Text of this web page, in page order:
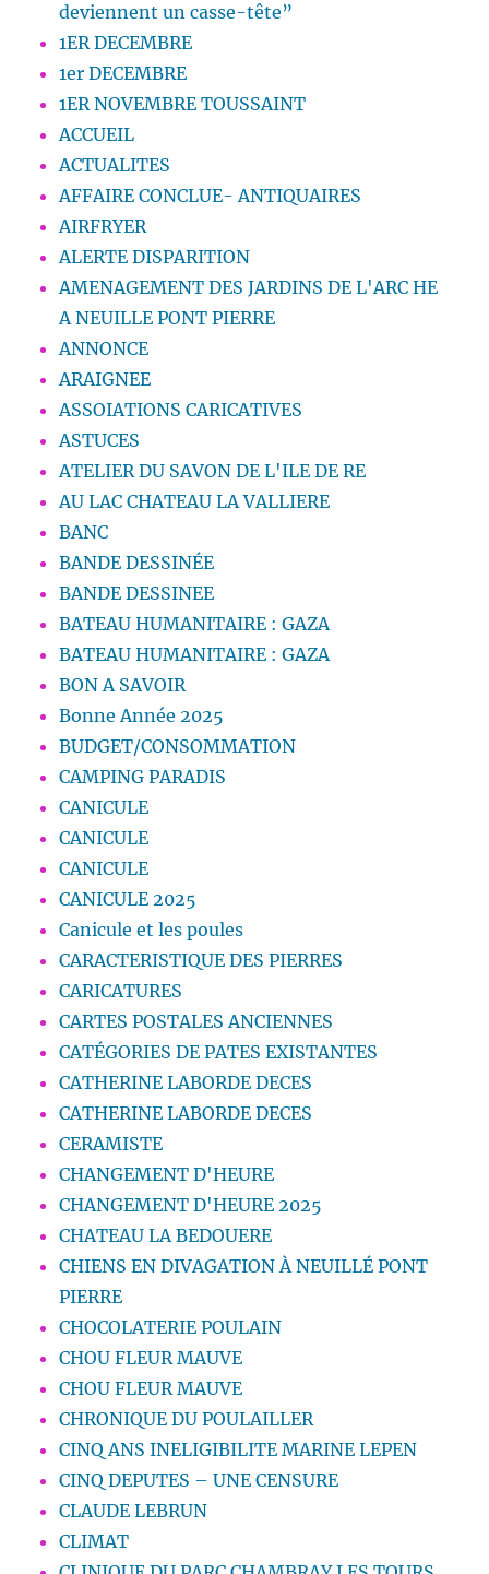
deviennent un casse-tête”
1ER DECEMBRE
1er DECEMBRE
1ER NOVEMBRE TOUSSAINT
ACCUEIL
ACTUALITES
AFFAIRE CONCLUE- ANTIQUAIRES
AIRFRYER
ALERTE DISPARITION
AMENAGEMENT DES JARDINS DE L'ARC HE
A NEUILLE PONT PIERRE
ANNONCE
ARAIGNEE
ASSOIATIONS CARICATIVES
ASTUCES
ATELIER DU SAVON DE L'ILE DE RE
AU LAC CHATEAU LA VALLIERE
BANC
BANDE DESSINÉE
BANDE DESSINEE
BATEAU HUMANITAIRE : GAZA
BATEAU HUMANITAIRE : GAZA
BON A SAVOIR
Bonne Année 2025
BUDGET/CONSOMMATION
CAMPING PARADIS
CANICULE
CANICULE
CANICULE
CANICULE 2025
Canicule et les poules
CARACTERISTIQUE DES PIERRES
CARICATURES
CARTES POSTALES ANCIENNES
CATÉGORIES DE PATES EXISTANTES
CATHERINE LABORDE DECES
CATHERINE LABORDE DECES
CERAMISTE
CHANGEMENT D'HEURE
CHANGEMENT D'HEURE 2025
CHATEAU LA BEDOUERE
CHIENS EN DIVAGATION À NEUILLÉ PONT
PIERRE
CHOCOLATERIE POULAIN
CHOU FLEUR MAUVE
CHOU FLEUR MAUVE
CHRONIQUE DU POULAILLER
CINQ ANS INELIGIBILITE MARINE LEPEN
CINQ DEPUTES – UNE CENSURE
CLAUDE LEBRUN
CLIMAT